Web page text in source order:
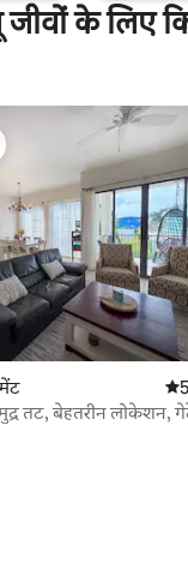
के लिए
तट, बेहतरीन लोकेशन,